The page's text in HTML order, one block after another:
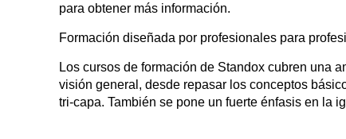
para obtener más información.
Formación diseñada por profesionales para
Los cursos de formación de Standox cubren una
visión general, desde repasar los conceptos
tri-capa. También se pone un fuerte énfasis en la